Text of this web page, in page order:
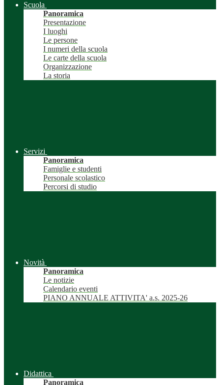
Scuola
Panoramica
Presentazione
I luoghi
Le persone
I numeri della scuola
Le carte della scuola
Organizzazione
La storia
Servizi
Panoramica
Famiglie e studenti
Personale scolastico
Percorsi di studio
Novità
Panoramica
Le notizie
Calendario eventi
PIANO ANNUALE ATTIVITA' a.s. 2025-26
Didattica
Panoramica